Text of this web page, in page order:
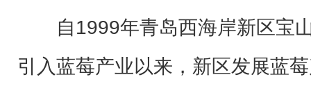
自1999年青岛西海岸新区宝
引入蓝莓产业以来，新区发展蓝